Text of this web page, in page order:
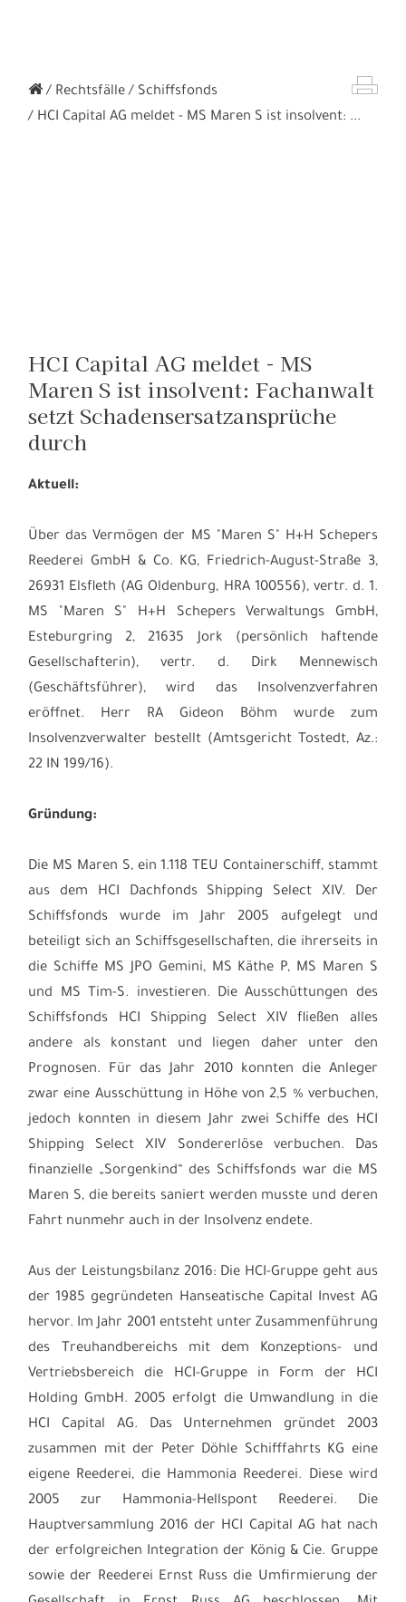
Rechtsfälle
Schiffsfonds
HCI Capital AG meldet - MS Maren S ist insolvent: ...
HCI Capital AG meldet - MS
Maren S ist insolvent: Fachanwalt
setzt Schadensersatzansprüche
durch
Aktuell:
Über das Vermögen der MS "Maren S" H+H Schepers
Reederei GmbH & Co. KG, Friedrich-August-Straße 3,
26931 Elsfleth (AG Oldenburg, HRA 100556), vertr. d. 1.
MS "Maren S" H+H Schepers Verwaltungs GmbH,
Esteburgring 2, 21635 Jork (persönlich haftende
Gesellschafterin), vertr. d. Dirk Mennewisch
(Geschäftsführer), wird das Insolvenzverfahren
eröffnet. Herr RA Gideon Böhm wurde zum
Insolvenzverwalter bestellt (Amtsgericht Tostedt, Az.:
22 IN 199/16).
Gründung:
Die MS Maren S, ein 1.118 TEU Containerschiff, stammt
aus dem HCI Dachfonds Shipping Select XIV. Der
Schiffsfonds wurde im Jahr 2005 aufgelegt und
beteiligt sich an Schiffsgesellschaften, die ihrerseits in
die Schiffe MS JPO Gemini, MS Käthe P, MS Maren S
und MS Tim-S. investieren. Die Ausschüttungen des
Schiffsfonds HCI Shipping Select XIV fließen alles
andere als konstant und liegen daher unter den
Prognosen. Für das Jahr 2010 konnten die Anleger
zwar eine Ausschüttung in Höhe von 2,5 % verbuchen,
jedoch konnten in diesem Jahr zwei Schiffe des HCI
Shipping Select XIV Sondererlöse verbuchen. Das
finanzielle „Sorgenkind“ des Schiffsfonds war die MS
Maren S, die bereits saniert werden musste und deren
Fahrt nunmehr auch in der Insolvenz endete.
Aus der Leistungsbilanz 2016: Die HCI-Gruppe geht aus
der 1985 gegründeten Hanseatische Capital Invest AG
hervor. Im Jahr 2001 entsteht unter Zusammenführung
des Treuhandbereichs mit dem Konzeptions- und
Vertriebsbereich die HCI-Gruppe in Form der HCI
Holding GmbH. 2005 erfolgt die Umwandlung in die
HCI Capital AG. Das Unternehmen gründet 2003
zusammen mit der Peter Döhle Schifffahrts KG eine
eigene Reederei, die Hammonia Reederei. Diese wird
2005 zur Hammonia-Hellspont Reederei. Die
Hauptversammlung 2016 der HCI Capital AG hat nach
der erfolgreichen Integration der König & Cie. Gruppe
sowie der Reederei Ernst Russ die Umfirmierung der